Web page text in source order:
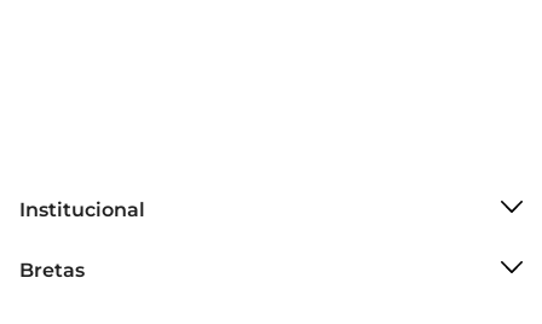
Institucional
Grupo Cencosud
Bretas